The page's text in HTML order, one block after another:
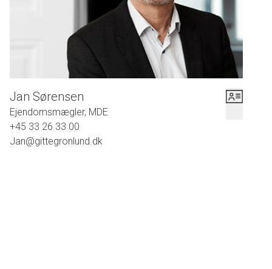
nye, smukke massive sildebensparketgulve uden et eneste
dørtrin. Dette giver en fornemmelse af gennemført
perfektionisme, som fortsætter som den røde tråd gennem
hele lejligheden.
Planløsningen er gennemtænkt, idet man har skabt tre gode
soveværelser, gæstetoilet og placeret køkkenet centralt i
lejligheden. Lejligheden har endvidere 3 meter til loftet, en
pragtfuld udsigt over villakvarteret samt et fantastisk
lysindfald, hvor solen kan nydes i stuerne til sent på dagen.
Jan Sørensen
Ejendomsmægler, MDE
+45 33 26 33 00
Jan@gittegronlund.dk